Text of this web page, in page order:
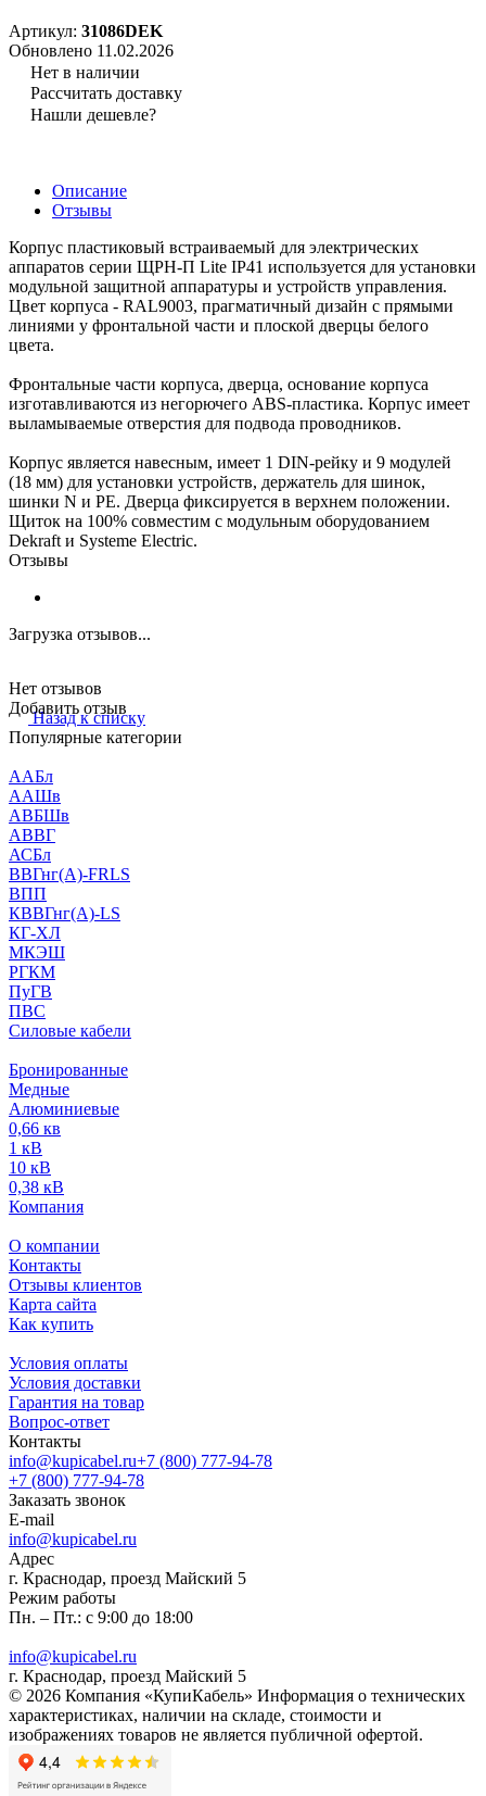
Артикул: 31086DEK
Обновлено 11.02.2026
Нет в наличии
Рассчитать доставку
Нашли дешевле?
Описание
Отзывы
Корпус пластиковый встраиваемый для электрических
аппаратов серии ЩРН-П Lite IP41 используется для установки
модульной защитной аппаратуры и устройств управления.
Цвет корпуса - RAL9003, прагматичный дизайн с прямыми
линиями у фронтальной части и плоской дверцы белого
цвета.
Фронтальные части корпуса, дверца, основание корпуса
изготавливаются из негорючего ABS-пластика. Корпус имеет
выламываемые отверстия для подвода проводников.
Корпус является навесным, имеет 1 DIN-рейку и 9 модулей
(18 мм) для установки устройств, держатель для шинок,
шинки N и PE. Дверца фиксируется в верхнем положении.
Щиток на 100% совместим с модульным оборудованием
Dekraft и Systeme Electric.
Отзывы
Загрузка отзывов...
Нет отзывов
Добавить отзыв
Назад к списку
Популярные категории
ААБл
ААШв
АВБШв
АВВГ
АСБл
ВВГнг(А)-FRLS
ВПП
КВВГнг(А)-LS
КГ-ХЛ
МКЭШ
РГКМ
ПуГВ
ПВС
Силовые кабели
Бронированные
Медные
Алюминиевые
0,66 кв
1 кВ
10 кВ
0,38 кВ
Компания
О компании
Контакты
Отзывы клиентов
Карта сайта
Как купить
Условия оплаты
Условия доставки
Гарантия на товар
Вопрос-ответ
Контакты
info@kupicabel.ru+7 (800) 777-94-78
+7 (800) 777-94-78
Заказать звонок
E-mail
info@kupicabel.ru
Адрес
г. Краснодар, проезд Майский 5
Режим работы
Пн. – Пт.: с 9:00 до 18:00
info@kupicabel.ru
г. Краснодар, проезд Майский 5
© 2026 Компания «КупиКабель» Информация о технических
характеристиках, наличии на складе, стоимости и
изображениях товаров не является публичной офертой.